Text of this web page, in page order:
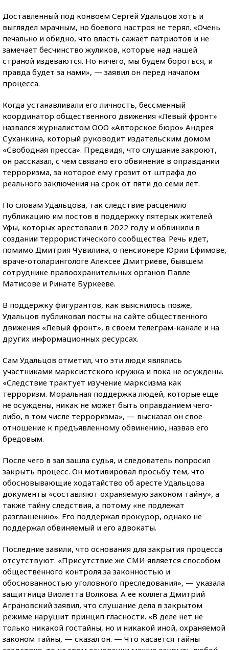
Доставленный под конвоем Сергей Удальцов хоть и
выглядел мрачным, но боевого настроя не терял. «Очень
печально и обидно, что власть сажает патриотов и не
замечает бесчинство жуликов, которые над нашей
страной издеваются. Но ничего, мы будем бороться, и
правда будет за нами», — заявил он перед началом
процесса.
Когда устанавливали его личность, бессменный
координатор общественного движения «Левый фронт»
назвался журналистом ООО «Авторское бюро» Андрея
Суханкина, который руководит издательским домом
«Свободная пресса». Предвидя, что слушание закроют,
он рассказал, с чем связано его обвинение в оправдании
терроризма, за которое ему грозит от штрафа до
реального заключения на срок от пяти до семи лет.
По словам Удальцова, так следствие расценило
публикацию им постов в поддержку пятерых жителей
Уфы, которых арестовали в 2022 году и обвинили в
создании террористического сообщества. Речь идет,
помимо Дмитрия Чувилина, о пенсионере Юрии Ефимове,
враче-отоларингологе Алексее Дмитриеве, бывшем
сотруднике правоохранительных органов Павле
Матисове и Ринате Буркееве.
В поддержку фигурантов, как выяснилось позже,
Удальцов публиковал посты на сайте общественного
движения «Левый фронт», в своем телеграм-канале и на
других информационных ресурсах.
Сам Удальцов отметил, что эти люди являлись
участниками марксистского кружка и пока не осуждены.
«Следствие трактует изучение марксизма как
терроризм. Моральная поддержка людей, которые еще
не осуждены, никак не может быть оправданием чего-
либо, в том числе терроризма», — высказал он свое
отношение к предъявленному обвинению, назвав его
бредовым.
После чего в зал зашла судья, и следователь попросил
закрыть процесс. Он мотивировал просьбу тем, что
обосновывающие ходатайство об аресте Удальцова
документы «составляют охраняемую законом тайну», а
также тайну следствия, а потому «не подлежат
разглашению». Его поддержал прокурор, однако не
поддержал обвиняемый и его адвокаты.
Последние завили, что основания для закрытия процесса
отсутствуют. «Присутствие же СМИ является способом
общественного контроля за законностью и
обоснованностью уголовного преследования», — указала
защитница Виолетта Волкова. А ее коллега Дмитрий
Аграновский заявил, что слушание дела в закрытом
режиме нарушит принцип гласности. «В деле нет не
только никакой гостайны, но и никакой иной, охраняемой
законом тайны, — сказал он. — Что касается тайны